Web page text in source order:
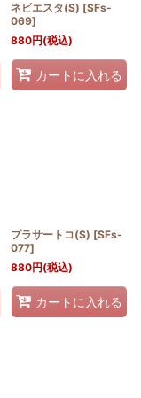
ネビエスタ(S) [SFs-
069]
880円(税込)
カートに入れる
プラサートコ(S) [SFs-
077]
880円(税込)
カートに入れる